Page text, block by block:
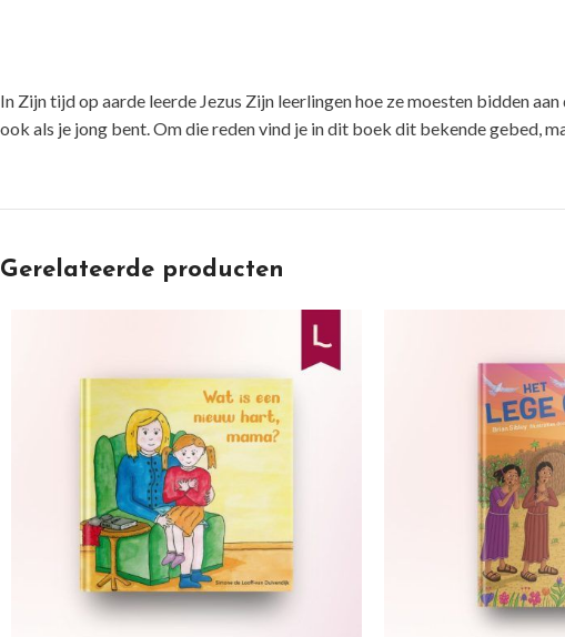
In Zijn tijd op aarde leerde Jezus Zijn leerlingen hoe ze moesten bidden
ook als je jong bent. Om die reden vind je in dit boek dit bekende gebed,
Gerelateerde producten